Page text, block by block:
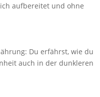
aufbereitet und ohne
Du erfährst, wie du
auch in der dunkleren